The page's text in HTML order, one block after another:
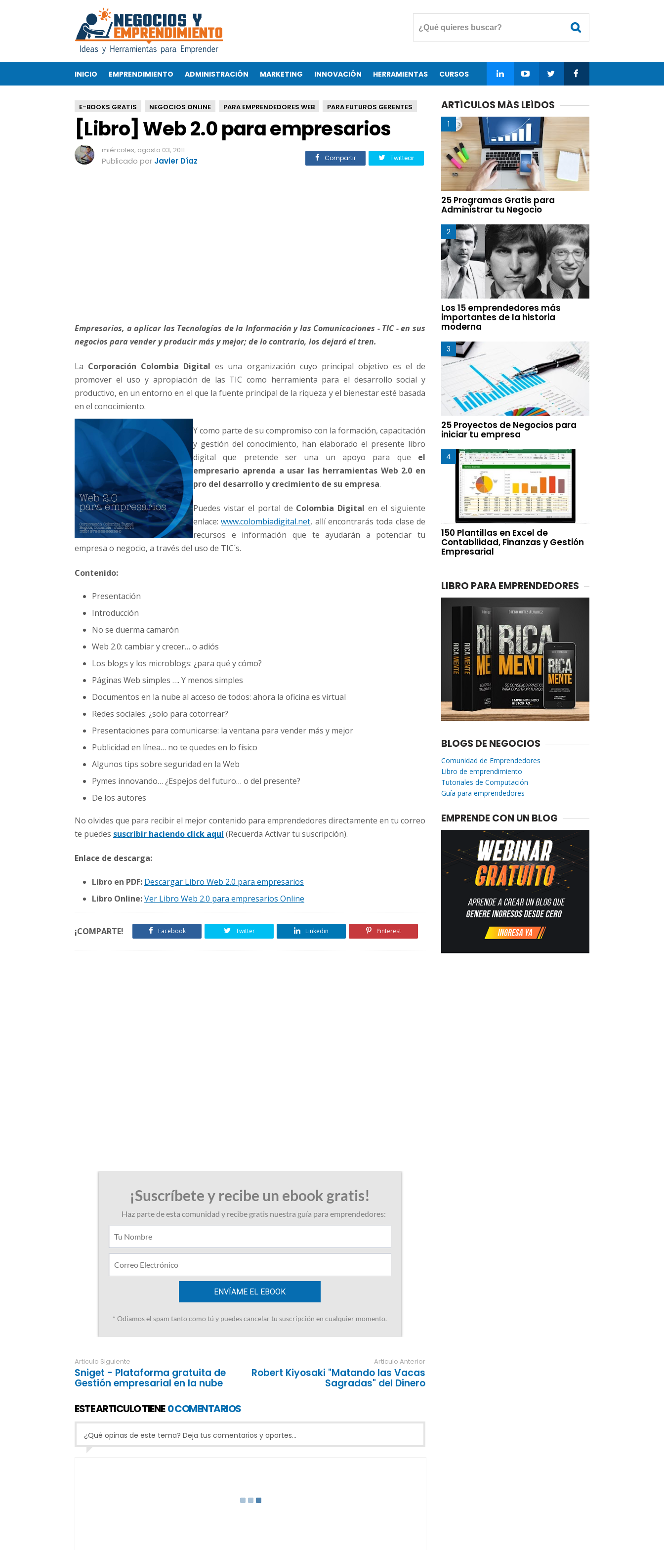
]
W
e
b
2
p
a
INICIO EMPRENDIMIENTO ADMINISTRACIÓN MARKETING INNOVACIÓN HERRAMIENTAS CURSOS
E-BOOKS GRATIS NEGOCIOS ONLINE PARA EMPRENDEDORES WEB PARA FUTUROS GERENTES
[Libro] Web 2.0 para empresarios
miércoles, agosto 03, 2011
Publicado por Javier Díaz Compartir Twittear
Empresarios, a aplicar las Tecnologías de la Información y las Comunicaciones -­ TIC -­ en sus
negocios para vender y producir más y mejor; de lo contrario, los dejará el tren.
La Corporación Colombia Digital es una organización cuyo principal objetivo es el de
promover el uso y apropiación de las TIC como herramienta para el desarrollo social y
productivo, en un entorno en el que la fuente principal de la riqueza y el bienestar esté basada
en el conocimiento.
Y como parte de su compromiso con la formación, capacitación
y gestión del conocimiento, han elaborado el presente libro
digital que pretende ser una un apoyo para que el
empresario aprenda a usar las herramientas Web 2.0 en
pro del desarrollo y crecimiento de su empresa.
Puedes vistar el portal de Colombia Digital en el siguiente
enlace:www.colombiadigital.net, allí encontrarás toda clase de
recursos e información que te ayudarán a potenciar tu
empresa o negocio, a través del uso de TIC´s.
Contenido:
Presentación
Introducción
No se duerma camarón
Web 2.0: cambiar y crecer… o adiós
Los blogs y los microblogs: ¿para qué y cómo?
Páginas Web simples …. Y menos simples
Documentos en la nube al acceso de todos: ahora la oficina es virtual
Redes sociales: ¿solo para cotorrear?
Presentaciones para comunicarse: la ventana para vender más y mejor
Publicidad en línea… no te quedes en lo físico
Algunos tips sobre seguridad en la Web
Pymes innovando… ¿Espejos del futuro… o del presente?
De los autores
No olvides que para recibir el mejor contenido para emprendedores directamente en tu correo
te puedes suscribir haciendo click aquí(Recuerda Activar tu suscripción).
Enlace de descarga:
Libro en PDF: Descargar Libro Web 2.0 para empresarios
Libro Online:Ver Libro Web 2.0 para empresarios Online
¡COMPARTE! Facebook Twitter Linkedin Pinterest
Articulo Siguiente
Sniget - Plataforma gratuita de
Gestión empresarial en la nube
Articulo Anterior
Robert Kiyosaki "Matando las Vacas
Sagradas" del Dinero
ESTE ARTICULO TIENE 0 COMENTARIOS
¿Qué opinas de este tema? Deja tus comentarios y aportes...
ARTÍCULOS MÁS LEÍDOS
25 Programas Gratis para
Administrar tu Negocio
Los 15 emprendedores más
importantes de la historia
moderna
25 Proyectos de Negocios para
iniciar tu empresa
150 Plantillas en Excel de
Contabilidad, Finanzas y Gestión
Empresarial
LIBRO PARA EMPRENDEDORES
BLOGS DE NEGOCIOS
Comunidad de Emprendedores
Libro de emprendimiento
Tutoriales de Computación
Guía para emprendedores
EMPRENDE CON UN BLOG